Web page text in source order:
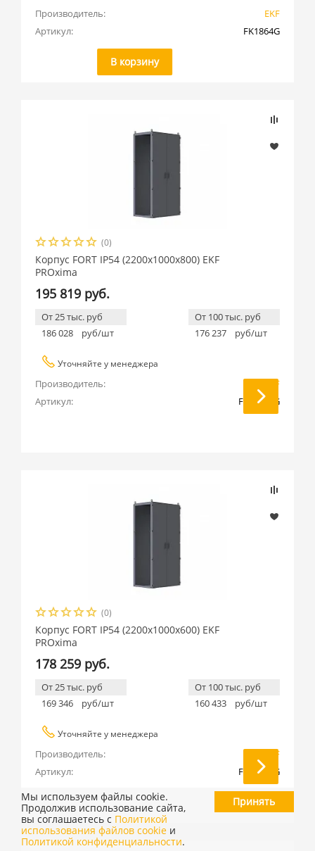
Производитель:
EKF
Артикул:
FK1864G
В корзину
(0)
Корпус FORT IP54 (2200x1000x800) EKF
PROxima
195 819 руб.
От 25 тыс. руб
186 028
руб/шт
От 100 тыс. руб
176 237
руб/шт
Уточняйте у менеджера
Производитель:
EKF
Артикул:
FK22108G
(0)
Корпус FORT IP54 (2200x1000x600) EKF
PROxima
178 259 руб.
От 25 тыс. руб
169 346
руб/шт
От 100 тыс. руб
160 433
руб/шт
Уточняйте у менеджера
Производитель:
EKF
Артикул:
FK22106G
Мы используем файлы cookie.
Продолжив использование сайта,
вы соглашаетесь с Политикой
использования файлов cookie и
Политикой конфиденциальности.
Принять